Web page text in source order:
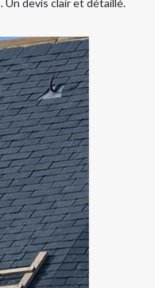
Un devis clair et détaillé.